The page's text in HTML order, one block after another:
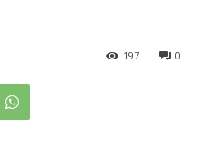
0
197